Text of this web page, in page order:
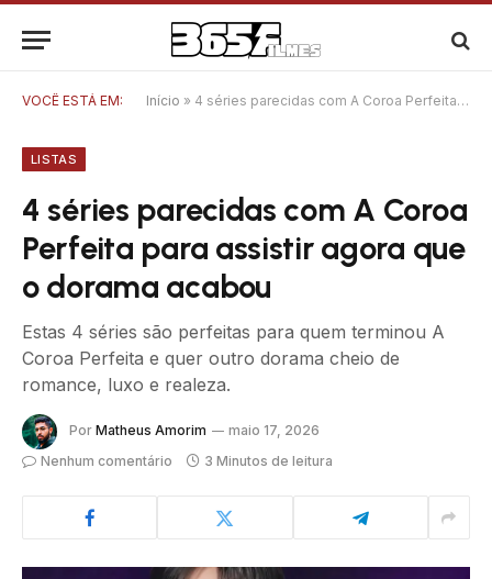
VOCÊ ESTÁ EM: Início » 4 séries parecidas com A Coroa Perfeita para assistir agora que o dorama acabou
LISTAS
4 séries parecidas com A Coroa
Perfeita para assistir agora que
o dorama acabou
Estas 4 séries são perfeitas para quem terminou A
Coroa Perfeita e quer outro dorama cheio de
romance, luxo e realeza.
Por Matheus Amorim
maio 17, 2026
Nenhum comentário
3 Minutos de leitura